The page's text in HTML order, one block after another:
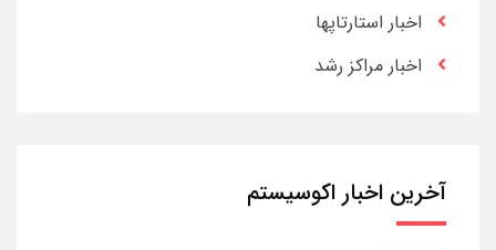
اخبار استارتاپها
اخبار مراکز رشد
آخرین اخبار اکوسیستم